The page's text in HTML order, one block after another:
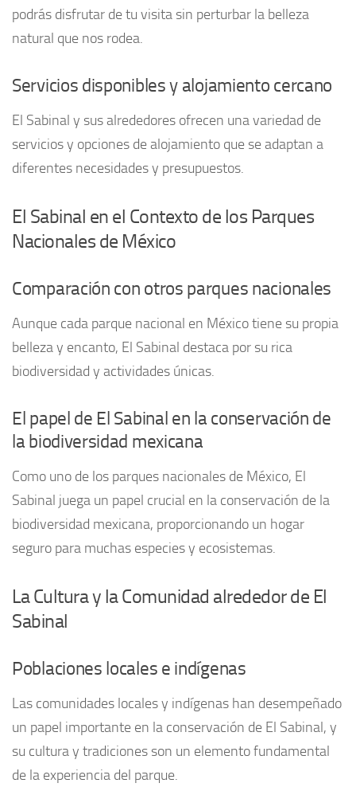
podrás disfrutar de tu visita sin perturbar la belleza
natural que nos rodea.
Servicios disponibles y alojamiento cercano
El Sabinal y sus alrededores ofrecen una variedad de
servicios y opciones de alojamiento que se adaptan a
diferentes necesidades y presupuestos.
El Sabinal en el Contexto de los Parques
Nacionales de México
Comparación con otros parques nacionales
Aunque cada parque nacional en México tiene su propia
belleza y encanto, El Sabinal destaca por su rica
biodiversidad y actividades únicas.
El papel de El Sabinal en la conservación de
la biodiversidad mexicana
Como uno de los parques nacionales de México, El
Sabinal juega un papel crucial en la conservación de la
biodiversidad mexicana, proporcionando un hogar
seguro para muchas especies y ecosistemas.
La Cultura y la Comunidad alrededor de El
Sabinal
Poblaciones locales e indígenas
Las comunidades locales y indígenas han desempeñado
un papel importante en la conservación de El Sabinal, y
su cultura y tradiciones son un elemento fundamental
de la experiencia del parque.